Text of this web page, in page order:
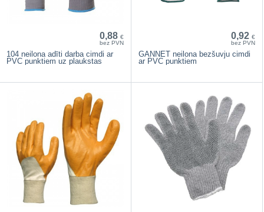
0,88 €
bez PVN
104 neilona adīti darba cimdi ar
PVC punktiem uz plaukstas
0,92 €
bez PVN
GANNET neilona bezšuvju cimdi
ar PVC punktiem